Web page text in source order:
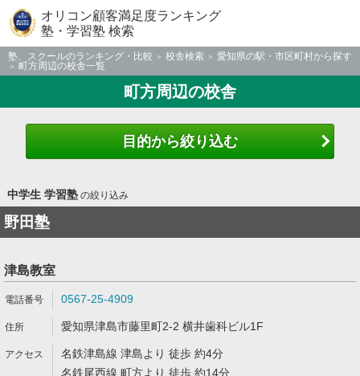
オリコン顧客満足度ランキング
塾・学習塾 検索
塾、スクールのランキング・比較 校舎検索
愛知県の駅・市区町村から探す
町方周辺の校舎一覧
町方周辺の校舎
目的から絞り込む
中学生 学習塾の絞り込み
野田塾
津島教室
0567-25-4909
愛知県津島市藤里町2-2 横井歯科ビル1F
名鉄津島線 津島より 徒歩 約4分
名鉄尾西線 町方より 徒歩 約14分